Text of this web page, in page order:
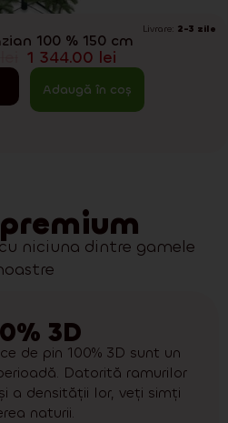
Livrare: 2-3 zile
100 % 150 cm
1 344.00 lei
Adaugă în coș
niciuna dintre gamele
3D
de pin 100% 3D sunt un
Datorită ramurilor
a densității lor, veți simți
naturii.